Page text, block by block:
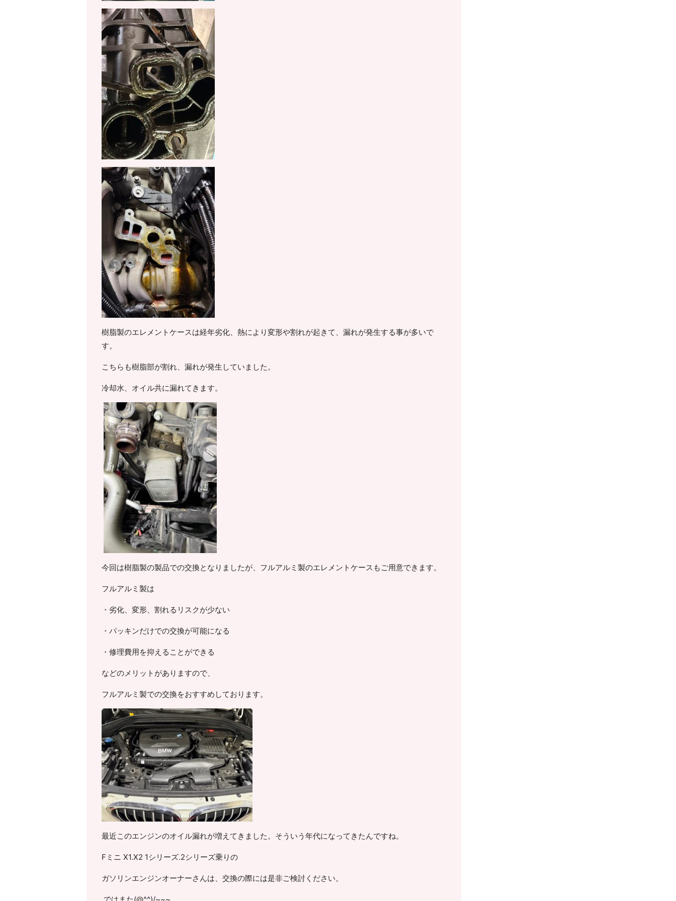
樹脂製のエレメントケースは経年劣化、熱により変形や割れが起きて、漏れが発生する事が多いで
す。
こちらも樹脂部が割れ、漏れが発生していました。
冷却水、オイル共に漏れてきます。
今回は樹脂製の製品での交換となりましたが、フルアルミ製のエレメントケースもご用意できます。
フルアルミ製は
・劣化、変形、割れるリスクが少ない
・パッキンだけでの交換が可能になる
・修理費用を抑えることができる
などのメリットがありますので、
フルアルミ製での交換をおすすめしております。
最近このエンジンのオイル漏れが増えてきました。そういう年代になってきたんですね。
F ミニ X1.X2 1シリーズ.2シリーズ乗りの
ガソリンエンジンオーナーさんは、交換の際には是非ご検討ください。